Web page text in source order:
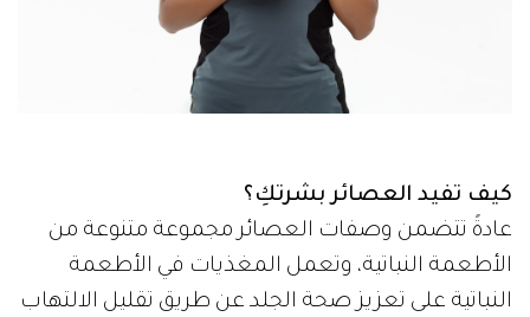
كيف تفيد العصائر بشرتكِ؟
عادةً تتضمن وصفات العصائر مجموعة متنوعة من
الأطعمة النباتية، وتعمل المغذيات في الأطعمة
النباتية على تعزيز صحة الجلد عن طريق تقليل الالتهاب